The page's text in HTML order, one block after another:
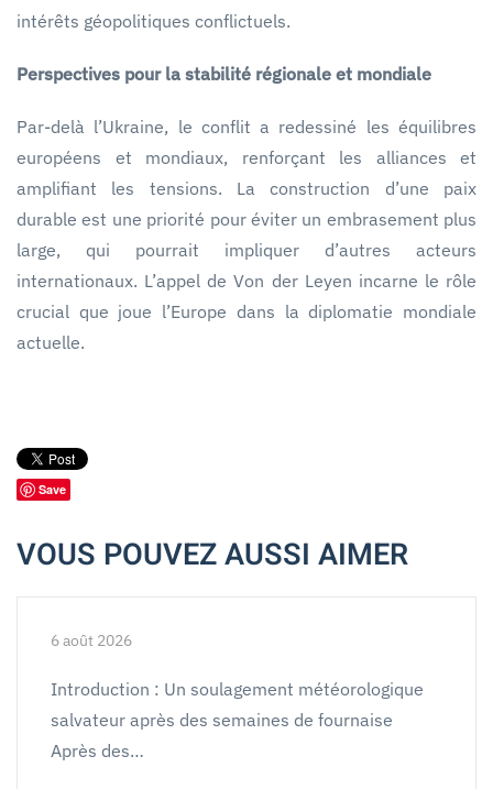
intérêts géopolitiques conflictuels.
Perspectives pour la stabilité régionale et mondiale
Par-delà l’Ukraine, le conflit a redessiné les équilibres
européens et mondiaux, renforçant les alliances et
amplifiant les tensions. La construction d’une paix
durable est une priorité pour éviter un embrasement plus
large, qui pourrait impliquer d’autres acteurs
internationaux. L’appel de Von der Leyen incarne le rôle
crucial que joue l’Europe dans la diplomatie mondiale
actuelle.
Save
VOUS POUVEZ AUSSI AIMER
6 août 2026
Introduction : Un soulagement météorologique
salvateur après des semaines de fournaise
Après des…